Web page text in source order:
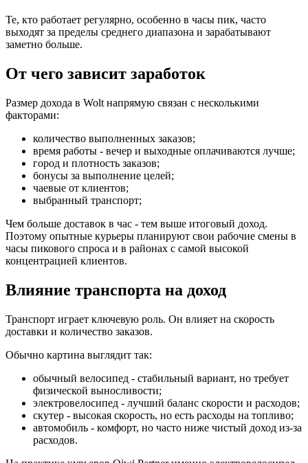
Те, кто работает регулярно, особенно в часы пик, часто
выходят за пределы среднего диапазона и зарабатывают
заметно больше.
От чего зависит заработок
Размер дохода в Wolt напрямую связан с несколькими
факторами:
количество выполненных заказов;
время работы - вечер и выходные оплачиваются лучше;
город и плотность заказов;
бонусы за выполнение целей;
чаевые от клиентов;
выбранный транспорт;
Чем больше доставок в час - тем выше итоговый доход.
Поэтому опытные курьеры планируют свои рабочие смены в
часы пикового спроса и в районах с самой высокой
концентрацией клиентов.
Влияние транспорта на доход
Транспорт играет ключевую роль. Он влияет на скорость
доставки и количество заказов.
Обычно картина выглядит так:
обычный велосипед - стабильный вариант, но требует
физической выносливости;
электровелосипед - лучший баланс скорости и расходов;
скутер - высокая скорость, но есть расходы на топливо;
автомобиль - комфорт, но часто ниже чистый доход из-за
расходов.